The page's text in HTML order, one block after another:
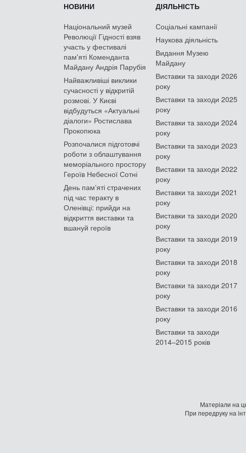
НОВИНИ
Національний музей
Революції Гідності взяв
участь у фестивалі
пам'яті Коменданта
Майдану Андрія Парубія
Найважливіші виклики
сучасності у відкритій
розмові. У Києві
відбудуться «Актуальні
діалоги» Ростислава
Прокопюка
Розпочалися підготовчі
роботи з облаштування
меморіального простору
Героїв Небесної Сотні
День памʼяті страчених
під час теракту в
Оленівці: прийди на
відкриття виставки та
вшануй героїв
ДІЯЛЬНІСТЬ
Соціальні кампанії
Наукова діяльність
Видання Музею
Майдану
Виставки та заходи 2026
року
Виставки та заходи 2025
року
Виставки та заходи 2024
року
Виставки та заходи 2023
року
Виставки та заходи 2022
року
Виставки та заходи 2021
року
Виставки та заходи 2020
року
Виставки та заходи 2019
року
Виставки та заходи 2018
року
Виставки та заходи 2017
року
Виставки та заходи 2016
року
Виставки та заходи
2014–2015 років
Матеріали на
При передруку на